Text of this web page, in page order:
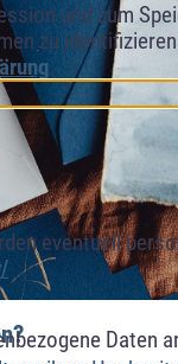
und zum
zu
.
eventuell
Daten